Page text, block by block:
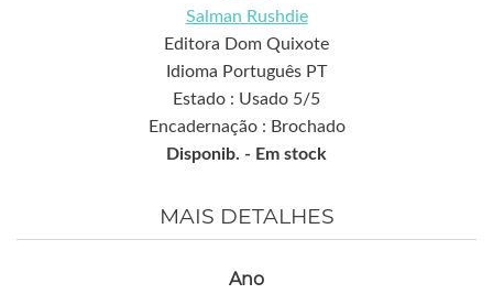
Salman Rushdie
Editora Dom Quixote
Idioma Português PT
Estado : Usado 5/5
Encadernação : Brochado
Disponib. - Em stock
MAIS DETALHES
Ano